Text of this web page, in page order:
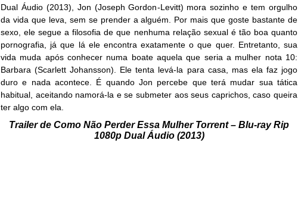
Dual Áudio (2013), Jon (Joseph Gordon-Levitt) mora sozinho e tem orgulho
da vida que leva, sem se prender a alguém. Por mais que goste bastante de
sexo, ele segue a filosofia de que nenhuma relação sexual é tão boa quanto
pornografia, já que lá ele encontra exatamente o que quer. Entretanto, sua
vida muda após conhecer numa boate aquela que seria a mulher nota 10:
Barbara (Scarlett Johansson). Ele tenta levá-la para casa, mas ela faz jogo
duro e nada acontece. É quando Jon percebe que terá mudar sua tática
habitual, aceitando namorá-la e se submeter aos seus caprichos, caso queira
ter algo com ela.
Trailer de Como Não Perder Essa Mulher Torrent – Blu-ray Rip
1080p Dual Áudio (2013)